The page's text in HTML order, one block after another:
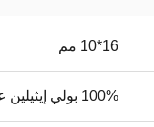
16*10 مم
100% بولي إيثيلين عالي الكثافة